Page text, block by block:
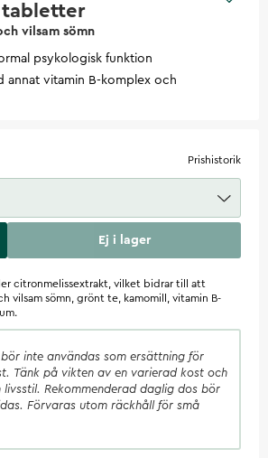
tabletter
vilsam sömn
psykologisk funktion
annat vitamin B-komplex och
Prishistorik
Ej i lager
citronmelissextrakt, vilket bidrar till att
vilsam sömn, grönt te, kamomill, vitamin B-
bör inte användas som ersättning för
Tänk på vikten av en varierad kost och
livsstil. Rekommenderad daglig dos bör
Förvaras utom räckhåll för små